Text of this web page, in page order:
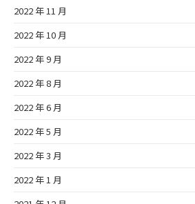
2022 年 11 月
2022 年 10 月
2022 年 9 月
2022 年 8 月
2022 年 6 月
2022 年 5 月
2022 年 3 月
2022 年 1 月